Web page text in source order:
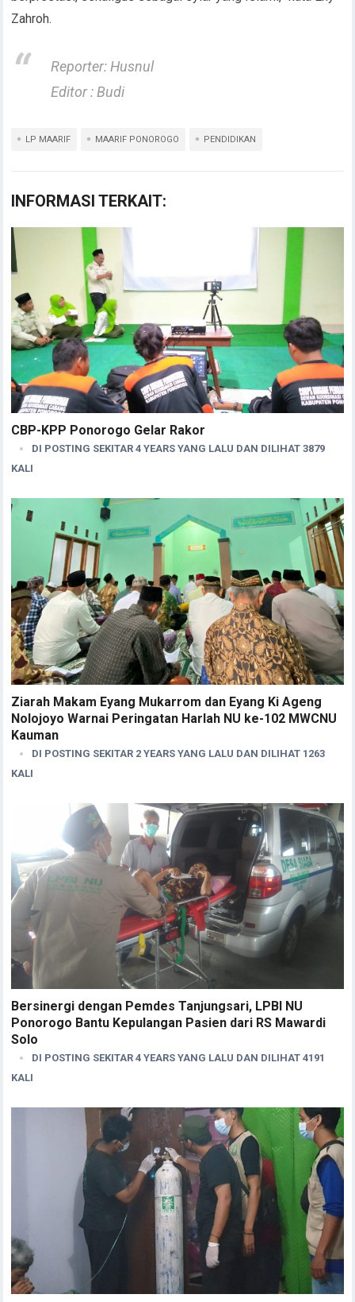
Zahroh.
Reporter: Husnul
Editor : Budi
LP MAARIF MAARIF PONOROGO PENDIDIKAN
INFORMASI TERKAIT:
CBP-KPP Ponorogo Gelar Rakor
DI POSTING SEKITAR 4 YEARS YANG LALU DAN DILIHAT 3879
KALI
Ziarah Makam Eyang Mukarrom dan Eyang Ki Ageng
Nolojoyo Warnai Peringatan Harlah NU ke-102 MWCNU
Kauman
DI POSTING SEKITAR 2 YEARS YANG LALU DAN DILIHAT 1263
KALI
Bersinergi dengan Pemdes Tanjungsari, LPBI NU
Ponorogo Bantu Kepulangan Pasien dari RS Mawardi
Solo
DI POSTING SEKITAR 4 YEARS YANG LALU DAN DILIHAT 4191
KALI